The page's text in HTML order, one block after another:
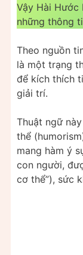
Vậy Hài Hước
những thông
Theo nguồn
là một trạng
để kích thích
giải trí.
Thuật ngữ
thể
mang hàm ý
con người,
cơ thể”), sức